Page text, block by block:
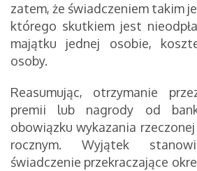
zatem, że świadczeniem takim
którego skutkiem jest
majątku jednej osobie,
osoby.
Reasumując, otrzymanie
premii lub nagrody od
obowiązku wykazania
rocznym. Wyjątek
świadczenie przekraczające